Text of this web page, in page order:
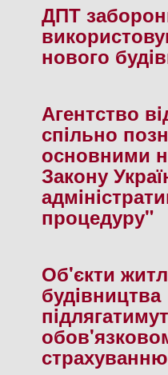
ДПТ
нового
Агентство
спiльно
основними
Закону
процедуру"
Об'єкти
будiвництва
страхуванню